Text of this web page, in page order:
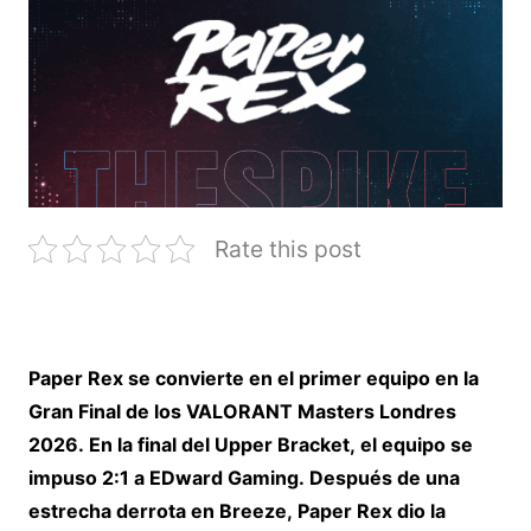
Rate this post
Paper Rex se convierte en el primer equipo en la
Gran Final de los VALORANT Masters Londres
2026. En la final del Upper Bracket, el equipo se
impuso 2:1 a EDward Gaming. Después de una
estrecha derrota en Breeze, Paper Rex dio la